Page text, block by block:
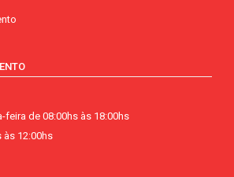
feira de 08:00hs às 18:00hs
às 12:00hs